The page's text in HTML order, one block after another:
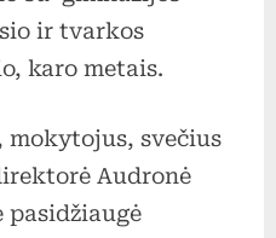
ir tvarkos
karo metais.
mokytojus, svečius
Audronė
pasidžiaugė